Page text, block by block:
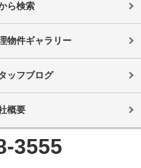
ら検索
物件ギャラリー
ッフブログ
概要
3555